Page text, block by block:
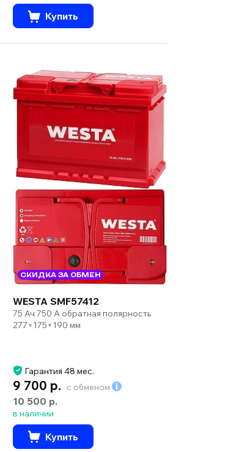
Купить
СКИДКА ЗА ОБМЕН
WESTA SMF57412
75 Ач 750 А обратная полярность
277×175×190 мм
Гарантия 48 мес.
9 700 р. с обменом
10 500 р.
в наличии
Купить